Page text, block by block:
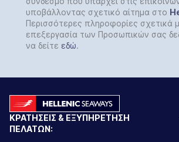
υποβάλλοντας σχετικό αίτημα στο
Περισσότερες πληροφορίες σχετικά
επεξεργασία των Προσωπικών σας
να δείτε εδώ.
ΚΡΑΤΗΣΕΙΣ & ΕΞΥΠΗΡΕΤΗΣΗ
ΠΕΛΑΤΩΝ: